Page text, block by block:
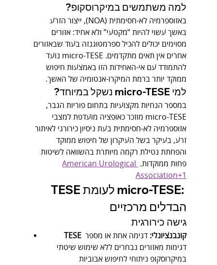
למה משתמשים במיקרוסקופ?
באזוספרמיה לא-חסימתית (NOA), ייצור הזרע
באשך עשוי להיות “מקטעי” ולא אחיד: אזורים
מסוימים יכולים להכיל ספרמטוגנזה בעוד שבאזורים
אחרים אין תאים מתקדמים. micro-TESE נועד
להתמודד עם אי-האחידות הזו באמצעות חיפוש
ממוקד יותר ברמת המיקרו-אנטומיה של האשך.
למי micro-TESE נשקל במיוחד?
במספר הנחיות מקצועיות בתחום פוריות הגבר,
micro-TESE מוזכר כאופציה מועדפת למצבי
אזוספרמיה לא-חסימתית בעת ניסיון כירורגי לאיתור
זרע, בעיקר בשל העיקרון של חיפוש ממוקד
והפחתת נטילת רקמה מיותרת בהשוואה לשיטות
פחות ממוקדות. American Urological
Association+1
TESE לעומת micro-TESE:
הבדלים מרכזיים
גישה כירורגית
TESE קונבנציונלי: דגימה אחת או מספר
דגימות מאזורים נבחרים ללא שימוש שיטתי
במיקרוסקופ ניתוחי לחיפוש אבוביות